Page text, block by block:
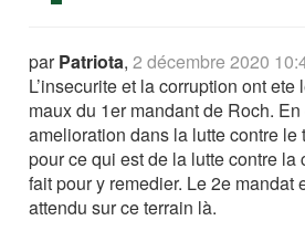
parPatriota,2 décembre 2020
L’insecurite et la corruption ont
maux du 1er mandant de Roch.
amelioration dans la lutte contre le
pour ce qui est de la lutte contre la
fait pour y remedier. Le 2e mandat
attendu sur ce terrain là.